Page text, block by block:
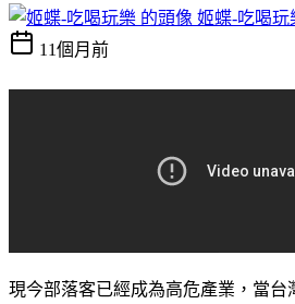
姬蝶-吃喝玩
11個月前
現今部落客已經成為高危產業，當台